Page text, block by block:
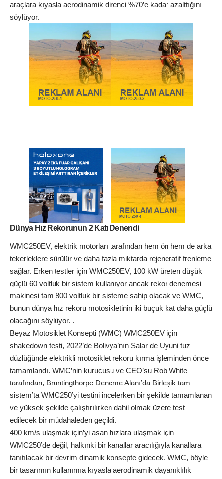
araçlara kıyasla aerodinamik direnci %70’e kadar azalttığını
söylüyor.
Dünya Hız Rekorunun 2 Katı Denendi
WMC250EV, elektrik motorları tarafından hem ön hem de arka
tekerleklere sürülür ve daha fazla miktarda rejeneratif frenleme
sağlar. Erken testler için WMC250EV, 100 kW üreten düşük
güçlü 60 voltluk bir sistem kullanıyor ancak rekor denemesi
makinesi tam 800 voltluk bir sisteme sahip olacak ve WMC,
bunun dünya hız rekoru motosikletinin iki buçuk kat daha güçlü
olacağını söylüyor. .
Beyaz Motosiklet Konsepti (WMC) WMC250EV için
shakedown testi, 2022’de Bolivya’nın Salar de Uyuni tuz
düzlüğünde elektrikli motosiklet rekoru kırma işleminden önce
tamamlandı. WMC’nin kurucusu ve CEO’su Rob White
tarafından, Bruntingthorpe Deneme Alanı’da Birleşik tam
sistem’ta WMC250’yi testini incelerken bir şekilde tamamlanan
ve yüksek şekilde çalıştırılırken dahil olmak üzere test
edilecek bir müdahaleden geçildi.
400 km/s ulaşmak için’yi asan hızlara ulaşmak için
WMC250’de değil, halkınki bir kanallar aracılığıyla kanallara
tanıtılacak bir devrim dinamik konsepte gidecek. WMC, böyle
bir tasarımın kullanımıa kıyasla aerodinamik dayanıklılık